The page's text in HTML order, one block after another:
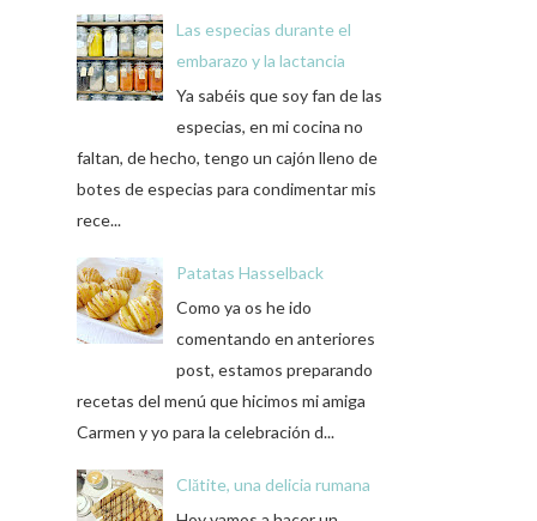
Las especias durante el
embarazo y la lactancia
Ya sabéis que soy fan de las
especias, en mi cocina no
faltan, de hecho, tengo un cajón lleno de
botes de especias para condimentar mis
rece...
Patatas Hasselback
Como ya os he ido
comentando en anteriores
post, estamos preparando
recetas del menú que hicimos mi amiga
Carmen y yo para la celebración d...
Clătite, una delicia rumana